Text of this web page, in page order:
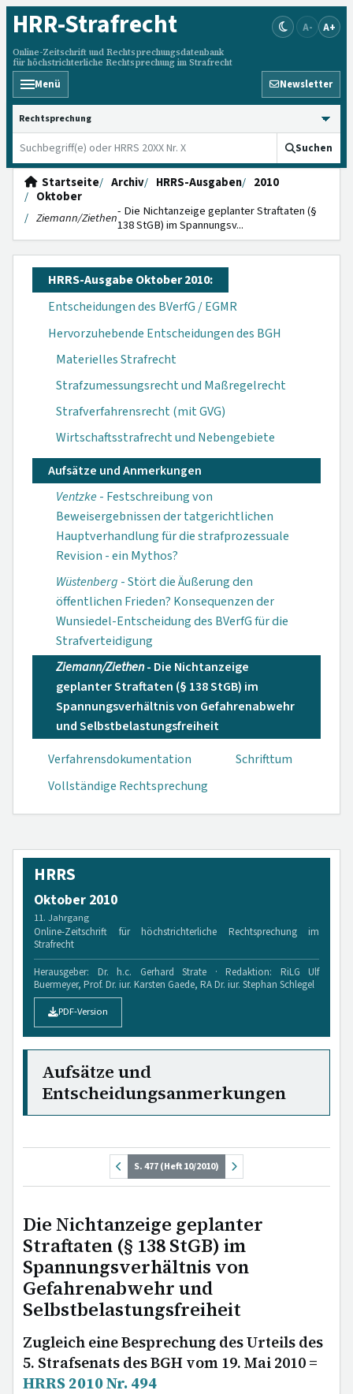
HRR-Strafrecht
Online-Zeitschrift und Rechtsprechungsdatenbank
für höchstrichterliche Rechtsprechung im Strafrecht
A- A+
Menü Newsletter
HRRS durchsuchen
Suchen
Startseite Archiv HRRS-Ausgaben
2010
Oktober
Ziemann/Ziethen- Die Nichtanzeige geplanter Straftaten (§
138 StGB) im Spannungsv...
HRRS-Ausgabe Oktober 2010:
Entscheidungen des BVerfG / EGMR
Hervorzuhebende Entscheidungen des BGH
Materielles Strafrecht
Strafzumessungsrecht und Maßregelrecht
Strafverfahrensrecht (mit GVG)
Wirtschaftsstrafrecht und Nebengebiete
Aufsätze und Anmerkungen
Ventzke- Festschreibung von
Beweisergebnissen der tatgerichtlichen
Hauptverhandlung für die strafprozessuale
Revision - ein Mythos?
Wüstenberg - Stört die Äußerung den
öffentlichen Frieden? Konsequenzen der
Wunsiedel-Entscheidung des BVerfG für die
Strafverteidigung
Ziemann/Ziethen- Die Nichtanzeige
geplanter Straftaten (§ 138 StGB) im
Spannungsverhältnis von Gefahrenabwehr
und Selbstbelastungs­freiheit
Verfahrensdokumen­tation
Schrifttum
Vollständige Rechtsprechung
HRRS
Oktober 2010
11. Jahrgang
Online-Zeitschrift für höchstrichterliche Rechtsprechung im
Strafrecht
Herausgeber: Dr. h.c. Gerhard Strate · Redaktion: RiLG Ulf
Buermeyer, Prof. Dr. iur. Karsten Gaede, RA Dr. iur. Stephan Schlegel
PDF-Version
Aufsätze und
Entscheidungsanmerkungen
S. 477 (Heft 10/2010)
Die Nichtanzeige geplanter
Straftaten (§ 138 StGB) im
Spannungsverhältnis von
Gefahrenabwehr und
Selbstbelastungsfreiheit
Zugleich eine Besprechung des Urteils des
5. Strafsenats des BGH vom 19. Mai 2010 =
HRRS 2010 Nr. 494